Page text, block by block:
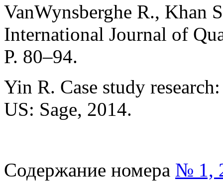
VanWynsberghe R., Khan
International Journal of
P. 80–94.
Yin R. Case study
US: Sage, 2014.
Содержание номера № 1,